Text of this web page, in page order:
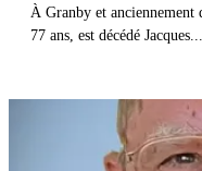
À Granby et anciennement
77 ans, est décédé Jacques...